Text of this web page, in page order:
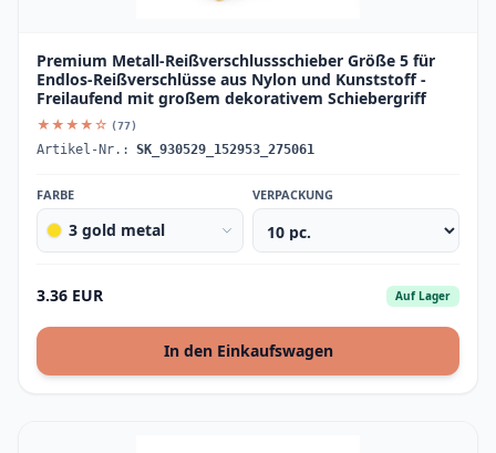
Premium Metall-Reißverschlussschieber Größe 5 für
Endlos-Reißverschlüsse aus Nylon und Kunststoff -
Freilaufend mit großem dekorativem Schiebergriff
★★★★☆ (77)
Artikel-Nr.: SK_930529_152953_275061
FARBE
3 gold metal
VERPACKUNG
3.36 EUR Auf Lager
In den Einkaufswagen